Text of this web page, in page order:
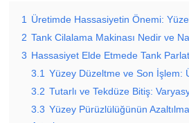
1
Üretimde Hassasiyetin Önemi:
2 Tank Cilalama Makinası Nedir ve
3 Hassasiyet Elde Etmede Tank
3.1 Yüzey Düzeltme ve Son İşlem:
3.2 Tutarlı ve Tekdüze Bitiş:
3.3 Yüzey Pürüzlülüğünün